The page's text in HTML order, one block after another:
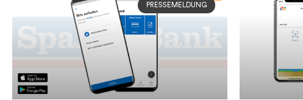
PRESSEMELDUNG